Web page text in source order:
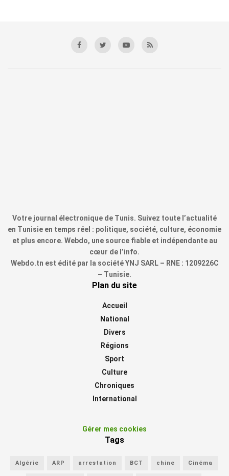
Votre journal électronique de Tunis. Suivez toute l’actualité
en Tunisie en temps réel : politique, société, culture, économie
et plus encore. Webdo, une source fiable et indépendante au
cœur de l’info.
Webdo.tn est édité par la société YNJ SARL – RNE : 1209226C
– Tunisie.
Plan du site
Accueil
National
Divers
Régions
Sport
Culture
Chroniques
International
Gérer mes cookies
Tags
Algérie ARP arrestation BCT chine Cinéma